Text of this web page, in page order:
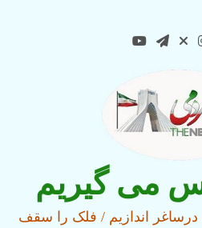
پس می گیریم
درساغر اندازیم / فلک را سقف